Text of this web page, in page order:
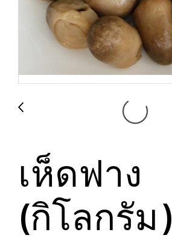
เห็ดฟาง
(กิโลกรัม)